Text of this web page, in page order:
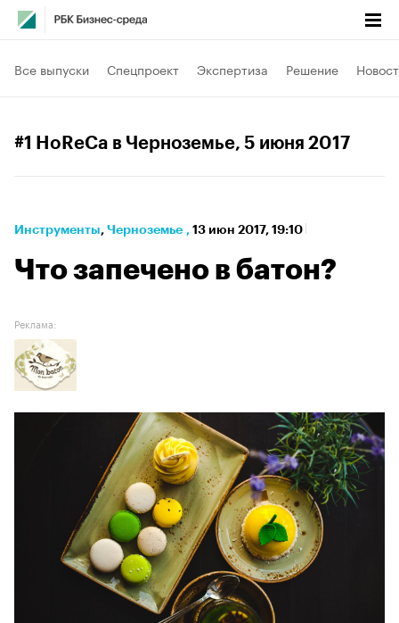
Все выпуски Спецпроект Экспертиза Решение
#1 HoReCa в Черноземье, 5 июня 2017
Инструменты⁠, Черноземье , 13 июн 2017, 19:10
Что запечено в батон?
Реклама: